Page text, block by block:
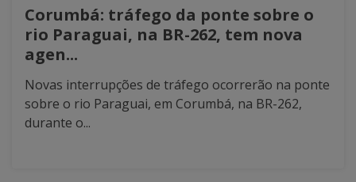
Corumbá: tráfego da ponte sobre o
rio Paraguai, na BR-262, tem nova
agen...
Novas interrupções de tráfego ocorrerão na ponte
sobre o rio Paraguai, em Corumbá, na BR-262,
durante o...